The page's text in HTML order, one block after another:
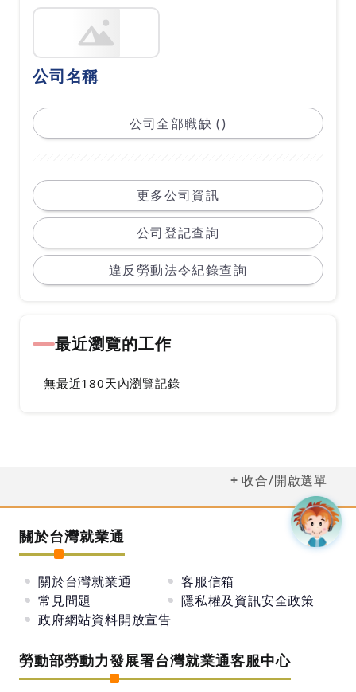
公司名稱
公司全部職缺 ()
更多公司資訊
公司登記查詢
違反勞動法令紀錄查詢
最近瀏覽的工作
無最近180天內瀏覽記錄
收合/開啟選單
關於台灣就業通
關於台灣就業通
客服信箱
常見問題
隱私權及資訊安全政策
政府網站資料開放宣告
勞動部勞動力發展署台灣就業通客服中心